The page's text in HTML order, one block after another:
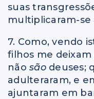
suas
multiplicaram-se
7. Como, vendo
filhos me
não são deuses;
adulteraram, e
ajuntaram em